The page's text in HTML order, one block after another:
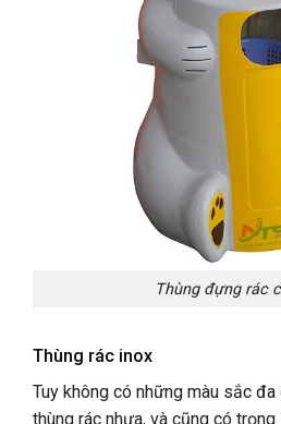
Thùng đựng rác
Thùng rác inox
Tuy không có những màu sắc
thùng rác nhựa, và cũng có